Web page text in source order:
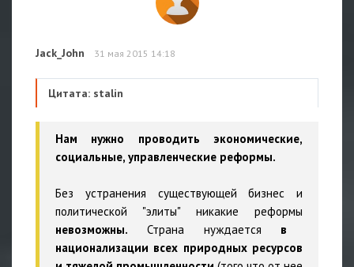
Jack_John 31 мая 2015 14:18
Цитата: stalin
Нам нужно проводить экономические,
социальные, управленческие реформы.
Без устранения существующей бизнес и
политической "элиты" никакие реформы
невозможны. Страна нуждается в
национализации всех природных ресурсов